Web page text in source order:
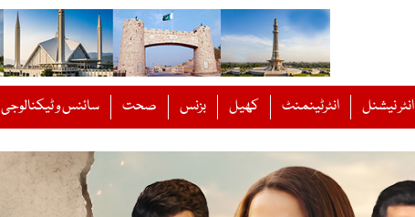
انٹر نیشنل انٹرٹینمنٹ کھیل بزنس صحت سائنس و ٹیکنالوجی